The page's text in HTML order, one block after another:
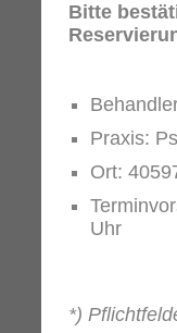
Bitte
Praxis:
Ort:
Uhr
*)